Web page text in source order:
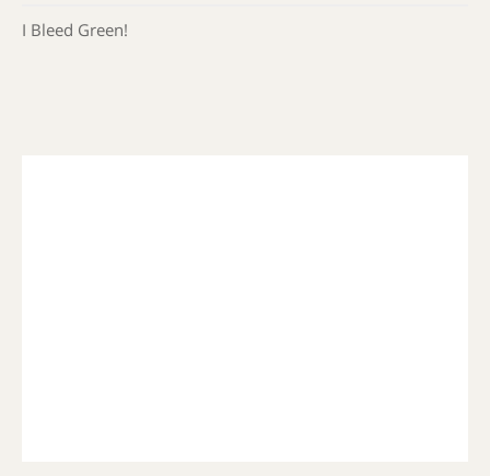
I Bleed Green!